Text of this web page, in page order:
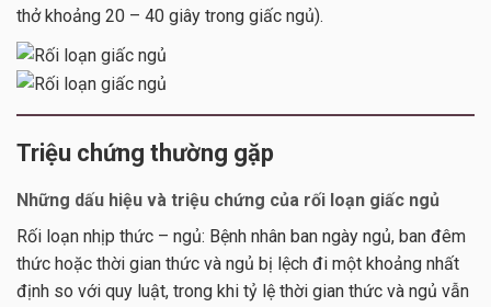
thở khoảng 20 – 40 giây trong giấc ngủ).
Triệu chứng thường gặp
Những dấu hiệu và triệu chứng của rối loạn giấc ngủ
Rối loạn nhịp thức – ngủ: Bệnh nhân ban ngày ngủ, ban đêm
thức hoặc thời gian thức và ngủ bị lệch đi một khoảng nhất
định so với quy luật, trong khi tỷ lệ thời gian thức và ngủ vẫn